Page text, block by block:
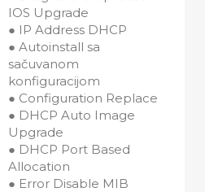
IOS Upgrade
● IP Address DHCP
● Autoinstall sa
sačuvanom
konfiguracijom
● Configuration Replace
● DHCP Auto Image
Upgrade
● DHCP Port Based
Allocation
● Error Disable MIB